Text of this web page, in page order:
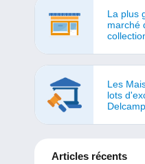
La plus
marché
Les
lots
Articles récents